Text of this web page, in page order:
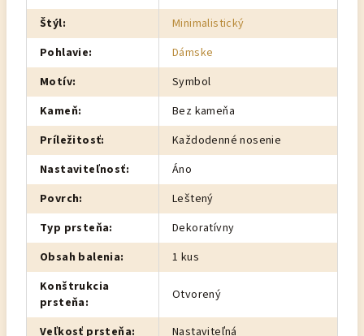
Štýl:
Minimalistický
Pohlavie:
Dámske
Motív:
Symbol
Kameň:
Bez kameňa
Príležitosť:
Každodenné nosenie
Nastaviteľnosť:
Áno
Povrch:
Leštený
Typ prsteňa:
Dekoratívny
Obsah balenia:
1 kus
Konštrukcia
prsteňa: Otvorený
Veľkosť prsteňa:
Nastaviteľná